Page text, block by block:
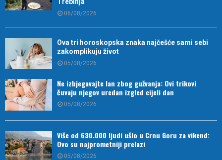
06/08/2026
Ova tri horoskopska znaka najčešće sami sebi
zakomplikuju život
05/08/2026
Ne izbjegavajte lan zbog gužvanja: Ovi trikovi
čuvaju njegov uredan izgled cijeli dan
05/08/2026
Više od 630.000 ljudi ušlo u Crnu Goru za vikend:
Ovo su najprometniji prelazi
05/08/2026